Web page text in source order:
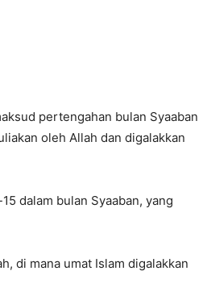
pertengahan bulan Syaaban
oleh Allah dan digalakkan
dalam bulan Syaaban, yang
di mana umat Islam digalakkan